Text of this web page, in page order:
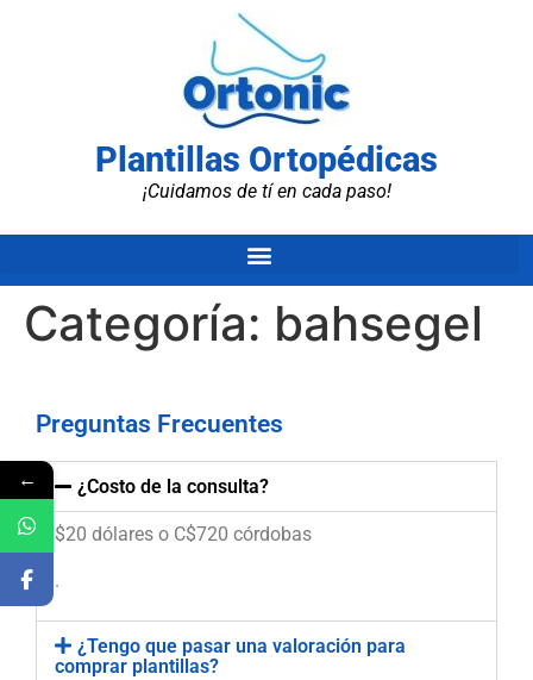
Plantillas Ortopédicas
¡Cuidamos de tí en cada paso!
Categoría: bahsegel
Preguntas Frecuentes
¿Costo de la consulta?
$20 dólares o C$720 córdobas
.
¿Tengo que pasar una valoración para
comprar plantillas?
←